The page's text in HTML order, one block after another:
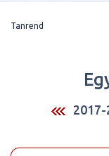
Tanrend